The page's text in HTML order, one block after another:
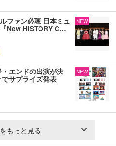
ファン必聴 日本ミュ
New HISTORY C…
NEW
・エンドの出演が決
サプライズ発表
NEW
もっと見る